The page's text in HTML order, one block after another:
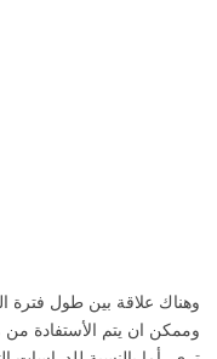
وهناك علاقة بين طول فترة
وممكن ان يتم الأستفادة من